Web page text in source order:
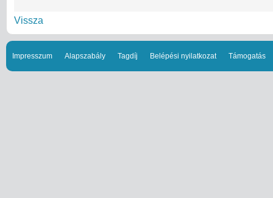
Vissza
Impresszum Alapszabály Tagdíj Belépési nyilatkozat Támogatás